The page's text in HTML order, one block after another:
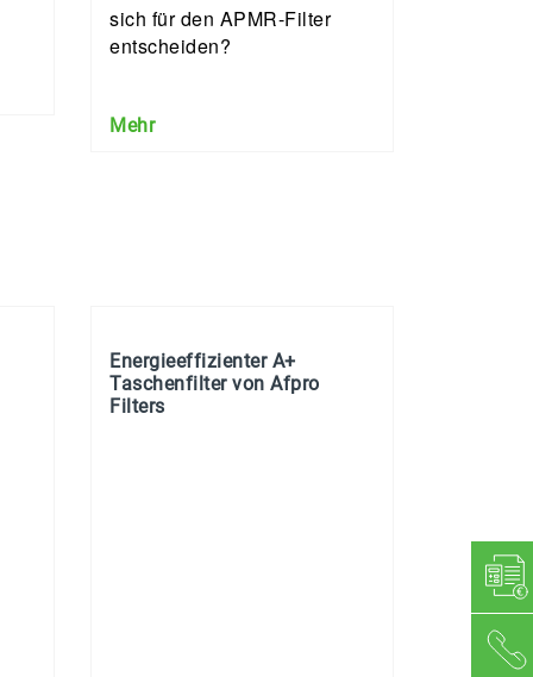
sich für den APMR-Filter
entscheiden?
Mehr
Energieeffizienter A+
Taschenfilter von Afpro
Filters